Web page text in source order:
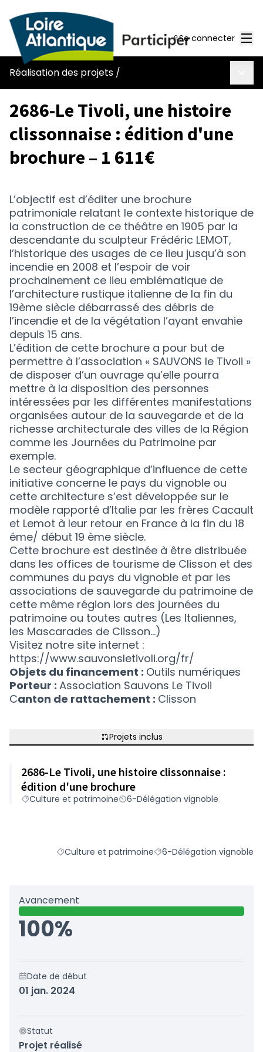
Se connecter
Réalisation des projets /
2686-Le Tivoli, une histoire
clissonnaise : édition d'une
brochure – 1 611€
L’objectif est d’éditer une brochure
patrimoniale relatant le contexte historique de
la construction de ce théâtre en 1905 par la
descendante du sculpteur Frédéric LEMOT,
l’historique des usages de ce lieu jusqu’à son
incendie en 2008 et l’espoir de voir
prochainement ce lieu emblématique de
l’architecture rustique italienne de la fin du
19ème siècle débarrassé des débris de
l’incendie et de la végétation l’ayant envahie
depuis 15 ans.
L’édition de cette brochure a pour but de
permettre à l’association « SAUVONS le Tivoli »
de disposer d’un ouvrage qu’elle pourra
mettre à la disposition des personnes
intéressées par les différentes manifestations
organisées autour de la sauvegarde et de la
richesse architecturale des villes de la Région
comme les Journées du Patrimoine par
exemple.
Le secteur géographique d’influence de cette
initiative concerne le pays du vignoble ou
cette architecture s’est développée sur le
modèle rapporté d’Italie par les frères Cacault
et Lemot à leur retour en France à la fin du 18
éme/ début 19 ème siècle.
Cette brochure est destinée à être distribuée
dans les offices de tourisme de Clisson et des
communes du pays du vignoble et par les
associations de sauvegarde du patrimoine de
cette même région lors des journées du
patrimoine ou toutes autres (Les Italiennes,
les Mascarades de Clisson…)
Visitez notre site internet :
https://www.sauvonsletivoli.org/fr/
Objets du financement : Outils numériques
Porteur : Association Sauvons Le Tivoli
Canton de rattachement : Clisson
Projets inclus
2686-Le Tivoli, une histoire clissonnaise :
édition d'une brochure
Culture et patrimoine 6-Délégation vignoble
Filtrer les résultats du défi principal : Culture et
Culture et patrimoineFiltrer les résultats pour
6-Délégation vignoble
Avancement
100%
Date de début
01 jan. 2024
Statut
Projet réalisé